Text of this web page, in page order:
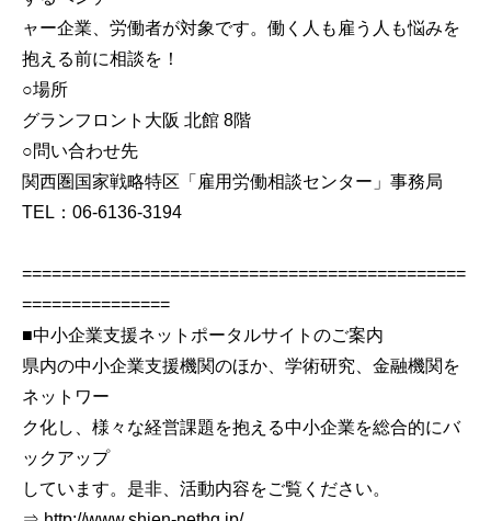
ャー企業、労働者が対象です。働く人も雇う人も悩みを
抱える前に相談を！
○場所
グランフロント大阪 北館 8階
○問い合わせ先
関西圏国家戦略特区「雇用労働相談センター」事務局
TEL：06-6136-3194
=============================================
===============
■中小企業支援ネットポータルサイトのご案内
県内の中小企業支援機関のほか、学術研究、金融機関を
ネットワー
ク化し、様々な経営課題を抱える中小企業を総合的にバ
ックアップ
しています。是非、活動内容をご覧ください。